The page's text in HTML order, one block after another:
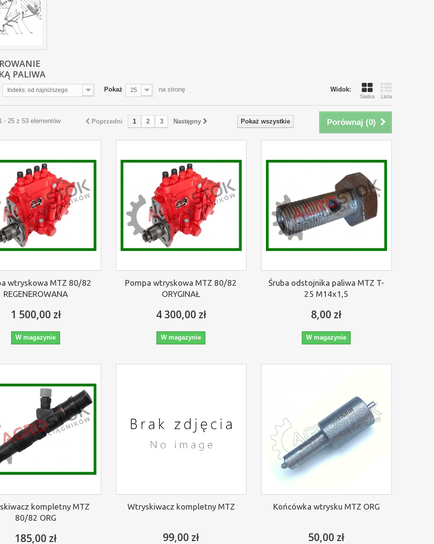
PALIWA
Widok:
Siatka Lista
Indeks: od najniższego Pokaż 25 na stronę
Porównaj (0)
Pokaż wszystkie
Poprzedni 1 2 3 Następny
- 25 z 53 elementów
wtryskowa MTZ 80/82
REGENEROWANA
1 500,00 zł
W magazynie
Pompa wtryskowa MTZ 80/82
ORYGINAŁ
4 300,00 zł
W magazynie
Śruba odstojnika paliwa MTZ T-
25 M14x1,5
8,00 zł
W magazynie
kompletny MTZ
80/82 ORG
185,00 zł
Wtryskiwacz kompletny MTZ
99,00 zł
Końcówka wtrysku MTZ ORG
50,00 zł